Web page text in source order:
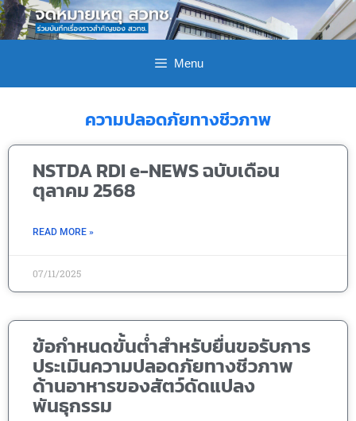
Menu
ความปลอดภัยทางชีวภาพ
NSTDA RDI e-NEWS ฉบับเดือน
ตุลาคม 2568
READ MORE »
07/11/2025
ข้อกำหนดขั้นต่ำสำหรับยื่นขอรับการ
ประเมินความปลอดภัยทางชีวภาพ
ด้านอาหารของสัตว์ดัดแปลง
พันธุกรรม